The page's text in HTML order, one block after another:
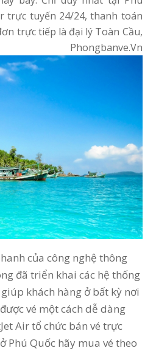
trực tuyến 24/24, thanh toán
trực tiếp là đại lý Toàn Cầu,
của công nghệ thông
đã triển khai các hệ thống
khách hàng ở bất kỳ nơi
vé một cách dễ dàng
Air tổ chức bán vé trực
Phú Quốc hãy mua vé theo